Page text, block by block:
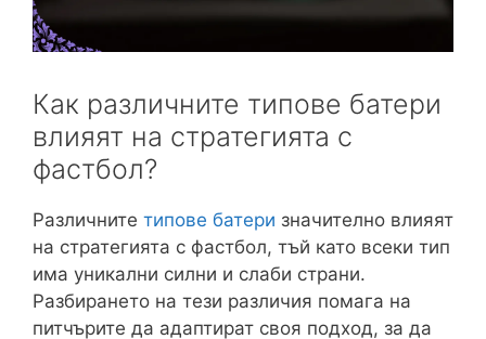
Как различните типове батери
влияят на стратегията с
фастбол?
Различните типове батери значително влияят
на стратегията с фастбол, тъй като всеки тип
има уникални силни и слаби страни.
Разбирането на тези различия помага на
питчърите да адаптират своя подход, за да